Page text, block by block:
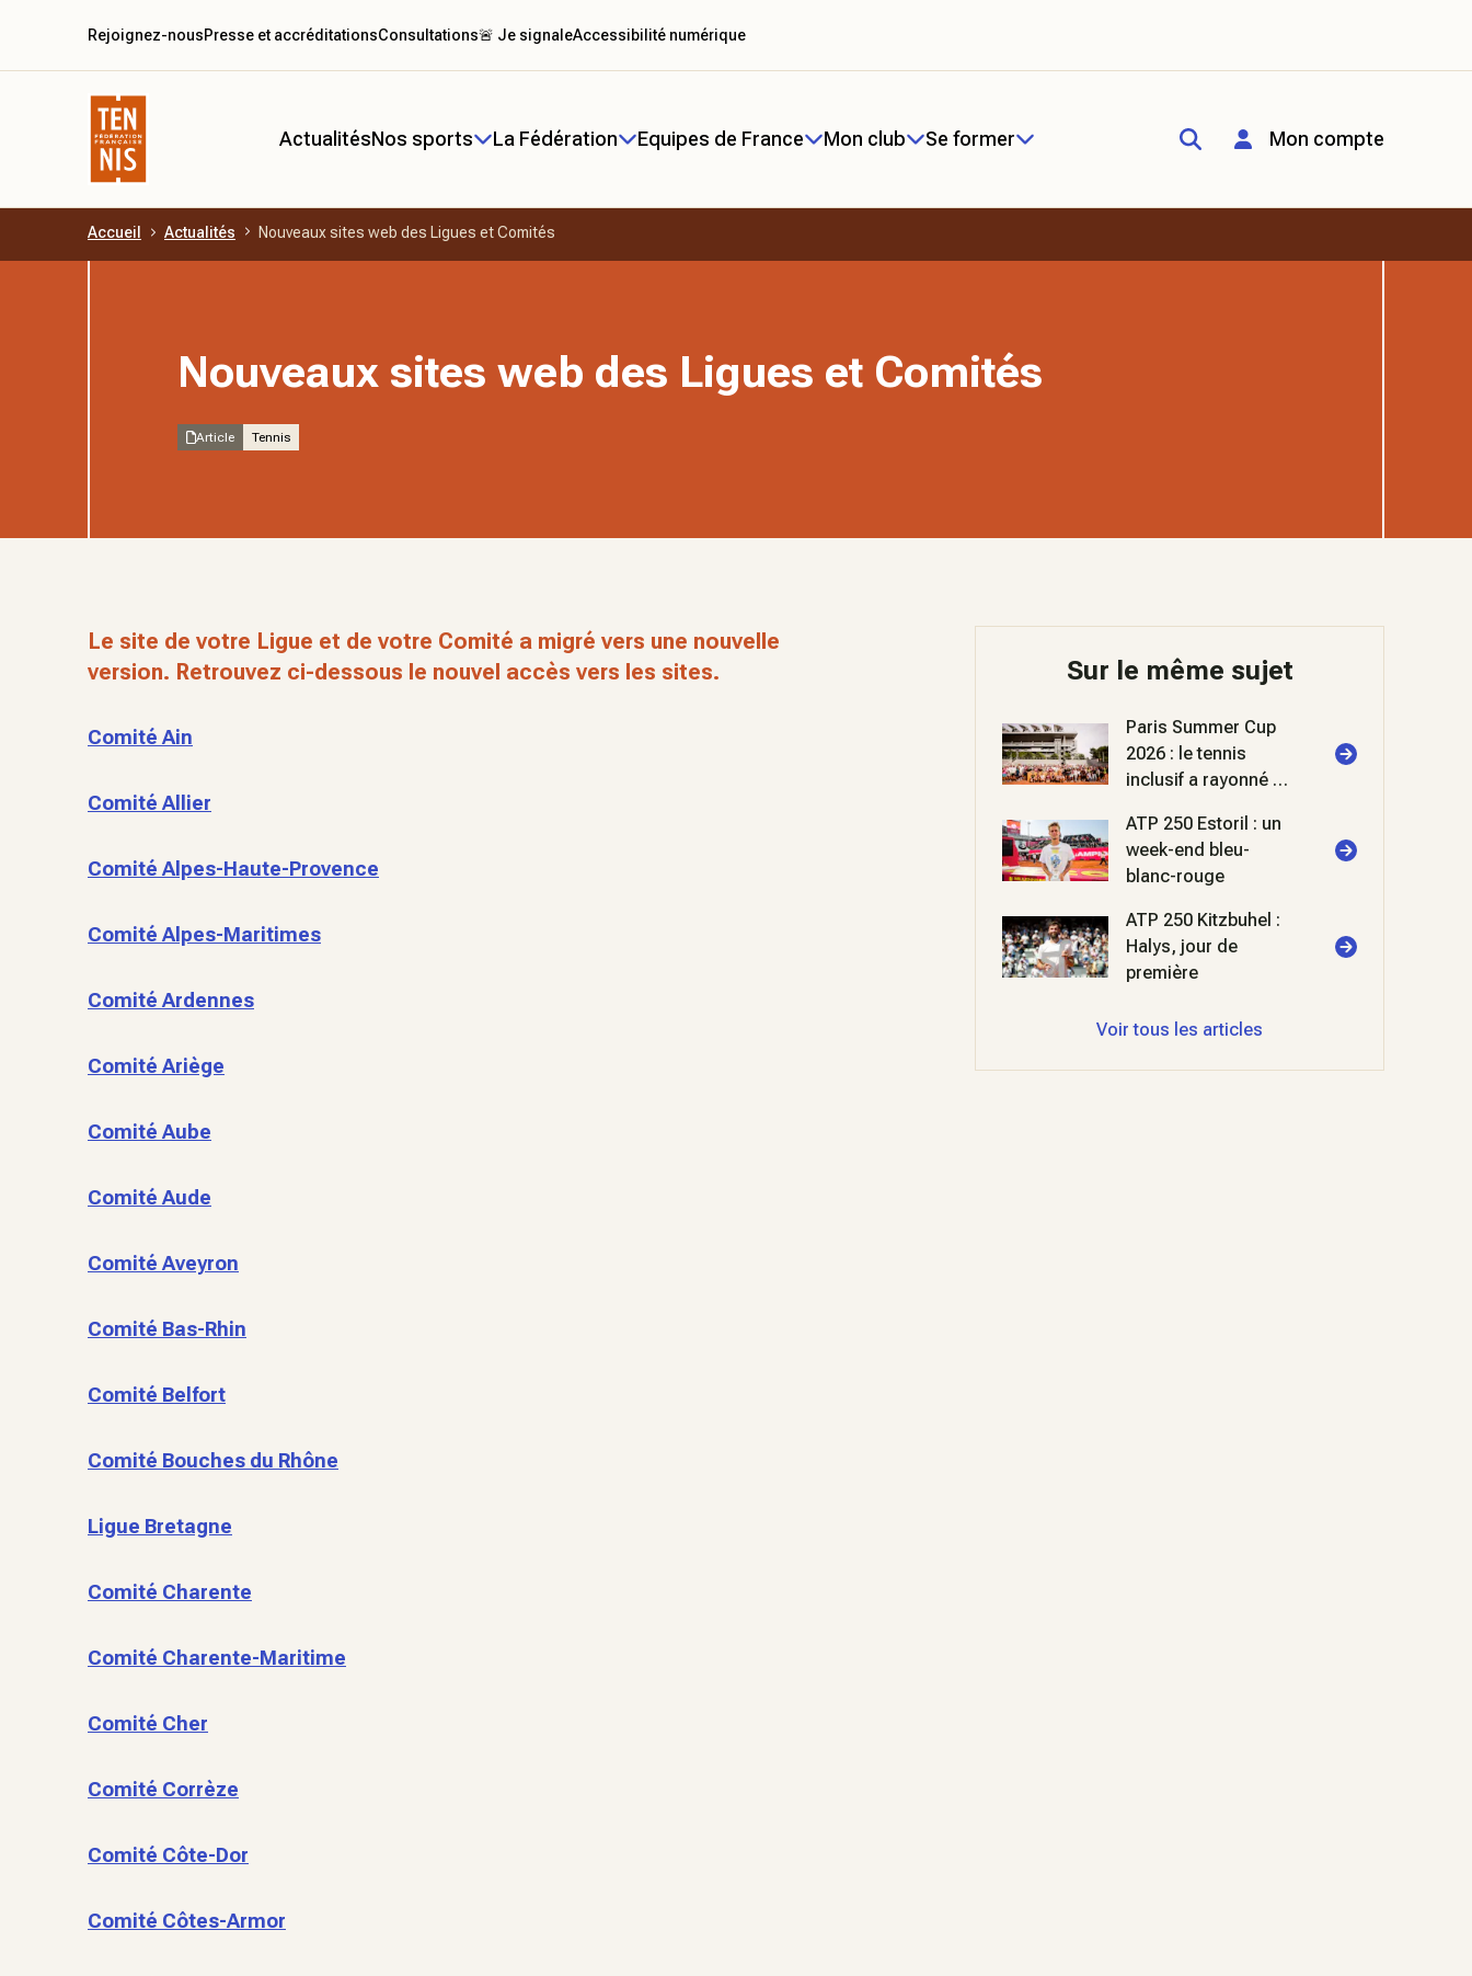
Aller au contenu principal
ActualitésNos sports La Fédération Equipes de France Mon club Se former Mon compte
Rejoignez-nousPresse et accréditationsConsultations🚨 Je signaleAccessibilité numérique
Accueil Actualités Nouveaux sites web des Ligues et Comités
Nouveaux sites web des Ligues et Comités
Article Tennis
Le site de votre Ligue et de votre Comité a migré vers une nouvelle
version. Retrouvez ci-dessous le nouvel accès vers les sites.
Comité Ain
Comité Allier
Comité Alpes-Haute-Provence
Comité Alpes-Maritimes
Comité Ardennes
Comité Ariège
Comité Aube
Comité Aude
Comité Aveyron
Comité Bas-Rhin
Comité Belfort
Comité Bouches du Rhône
Ligue Bretagne
Comité Charente
Comité Charente-Maritime
Comité Cher
Comité Corrèze
Comité Côte-Dor
Comité Côtes-Armor
Sur le même sujet
Paris Summer Cup
2026 : le tennis
inclusif a rayonné à
ATP 250 Estoril : un
week-end bleu-
blanc-rouge
ATP 250 Kitzbuhel :
Halys, jour de
première
Voir tous les articles